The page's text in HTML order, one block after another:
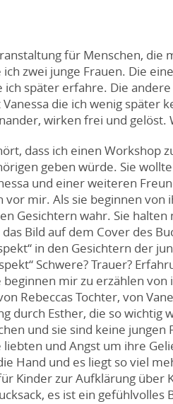
für Menschen, die
zwei junge Frauen. Die
ich später erfahre. Die
Vanessa die ich wenig später
wirken frei und gelöst.
dass ich einen Workshop
geben würde. Sie
und einer weiteren
vor mir. Als sie beginnen
Gesichtern wahr. Sie
Bild auf dem Cover des
in den Gesichtern der
Schwere? Trauer?
beginnen mir zu erzählen
Rebeccas Tochter, von
durch Esther, die so wichtig
und sie sind keine
liebten und Angst um ihre
Hand und es liegt so viel
Kinder zur Aufklärung über
es ist ein gefühlvolles